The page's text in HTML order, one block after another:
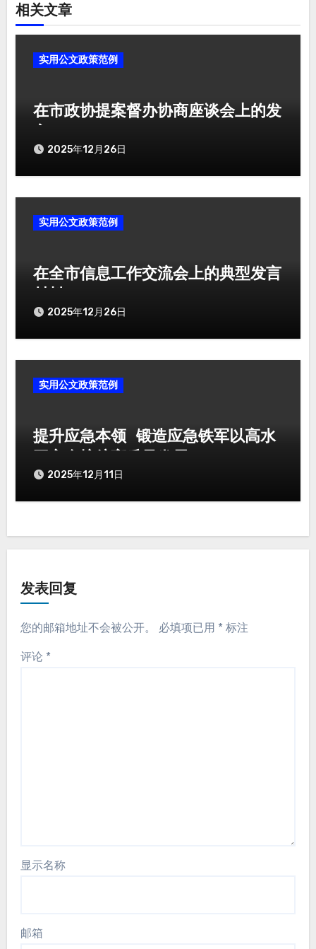
相关文章
实用公文政策范例
在市政协提案督办协商座谈会上的发
2025年12月26日
实用公文政策范例
在全市信息工作交流会上的典型发言
2025年12月26日
实用公文政策范例
提升应急本领 锻造应急铁军以高水
2025年12月11日
发表回复
您的邮箱地址不会被公开。 必填项已用 * 标注
评论 *
显示名称
邮箱